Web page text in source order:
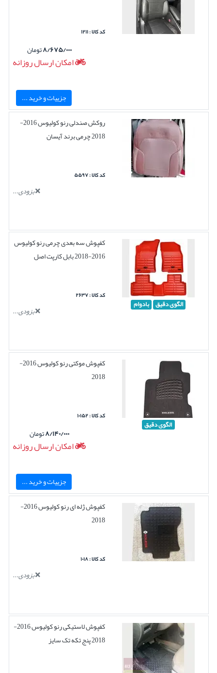
کد کالا : ۱۲۱۱
۸/۶۷۵/۰۰۰تومان
امکان ارسال روزانه
جزییات و خرید ...
روکش صندلی رنو کولیوس 2016-
2018 چرمی برند آیسان
کد کالا : ۵۵۹۷
بزودی...
الگوی دقیق بادوام
کفپوش سه بعدی چرمی رنو کولیوس
2016-2018 بابل کارپت اصل
کد کالا : ۲۶۳۷
بزودی...
الگوی دقیق
کفپوش موکتی رنو کولیوس 2016-
2018
کد کالا : ۱۰۱۵۲
۸/۱۴۰/۰۰۰تومان
امکان ارسال روزانه
جزییات و خرید ...
کفپوش ژله ای رنو کولیوس 2016-
2018
کد کالا : ۱۰۱۸
بزودی...
کفپوش لاستیکی رنو کولیوس 2016-
2018 پنج تکه تک سایز